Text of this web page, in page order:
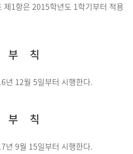
제1항은 2015학년도 1학기부터 적용
부 칙
년 12월 5일부터 시행한다.
부 칙
년 9월 15일부터 시행한다.